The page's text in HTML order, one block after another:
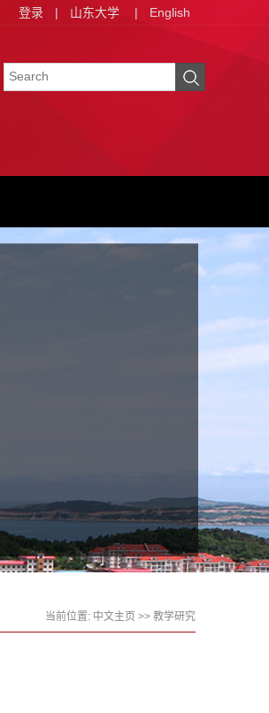
登录 | 山东大学 | English
当前位置: 中文主页 >> 教学研究